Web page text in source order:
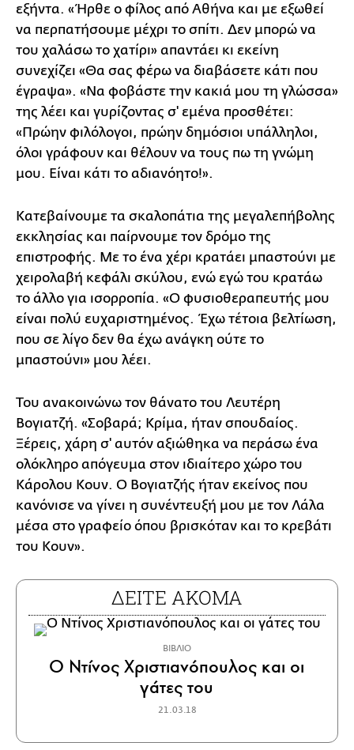
εξήντα. «Ήρθε ο φίλος από Αθήνα και με εξωθεί
να περπατήσουμε μέχρι το σπίτι. Δεν μπορώ να
του χαλάσω το χατίρι» απαντάει κι εκείνη
συνεχίζει «Θα σας φέρω να διαβάσετε κάτι που
έγραψα». «Να φοβάστε την κακιά μου τη γλώσσα»
της λέει και γυρίζοντας σ' εμένα προσθέτει:
«Πρώην φιλόλογοι, πρώην δημόσιοι υπάλληλοι,
όλοι γράφουν και θέλουν να τους πω τη γνώμη
μου. Είναι κάτι το αδιανόητο!».
Κατεβαίνουμε τα σκαλοπάτια της μεγαλεπήβολης
εκκλησίας και παίρνουμε τον δρόμο της
επιστροφής. Με το ένα χέρι κρατάει μπαστούνι με
χειρολαβή κεφάλι σκύλου, ενώ εγώ του κρατάω
το άλλο για ισορροπία. «Ο φυσιοθεραπευτής μου
είναι πολύ ευχαριστημένος. Έχω τέτοια βελτίωση,
που σε λίγο δεν θα έχω ανάγκη ούτε το
μπαστούνι» μου λέει.
Του ανακοινώνω τον θάνατο του Λευτέρη
Βογιατζή. «Σοβαρά; Κρίμα, ήταν σπουδαίος.
Ξέρεις, χάρη σ' αυτόν αξιώθηκα να περάσω ένα
ολόκληρο απόγευμα στον ιδιαίτερο χώρο του
Κάρολου Κουν. Ο Βογιατζής ήταν εκείνος που
κανόνισε να γίνει η συνέντευξή μου με τον Λάλα
μέσα στο γραφείο όπου βρισκόταν και το κρεβάτι
του Κουν».
ΔΕΙΤΕ ΑΚΟΜΑ
ΒΙΒΛΙΟ
Ο Ντίνος Χριστιανόπουλος και οι
γάτες του
21.03.18